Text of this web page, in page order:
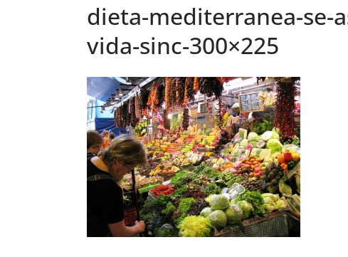
dieta-mediterranea-se-
vida-sinc-300×225